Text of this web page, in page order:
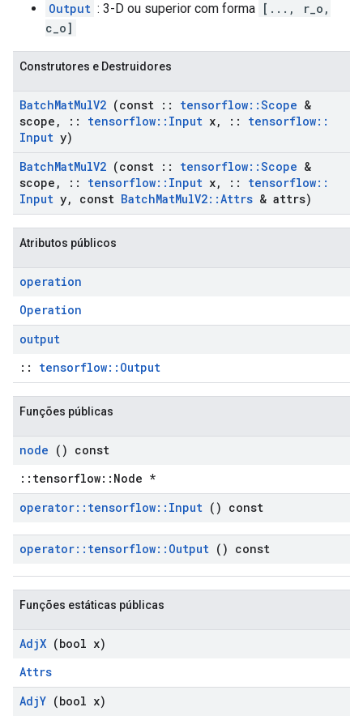
Output : 3-D ou superior com forma [..., r_o,
c_o]
Construtores e Destruidores
BatchMatMulV2 (const :: tensorflow::Scope &
scope , :: tensorflow:: Input x, :: tensorflow::
Input y)
BatchMatMulV2 (const :: tensorflow::Scope &
scope , :: tensorflow:: Input x, :: tensorflow::
Input y, const BatchMatMulV2::Attrs & attrs)
Atributos públicos
operation
Operation
output
:: tensorflow::Output
Funções públicas
node () const
::tensorflow::Node *
operator:: tensorflow:: Input () const
operator:: tensorflow:: Output () const
Funções estáticas públicas
AdjX (bool x)
Attrs
AdjY (bool x)